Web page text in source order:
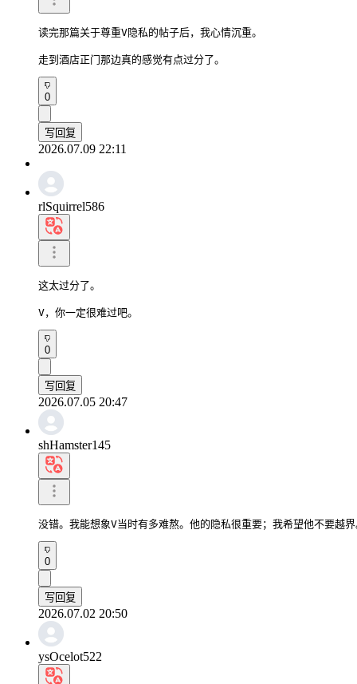
读完那篇关于尊重V隐私的帖子后，我心情沉重。
走到酒店正门那边真的感觉有点过分了。
0
写回复
2026.07.09 22:11
rlSquirrel586
这太过分了。
V，你一定很难过吧。
0
写回复
2026.07.05 20:47
shHamster145
没错。我能想象V当时有多难熬。他的隐私很重要；我希望他不要越
0
写回复
2026.07.02 20:50
ysOcelot522